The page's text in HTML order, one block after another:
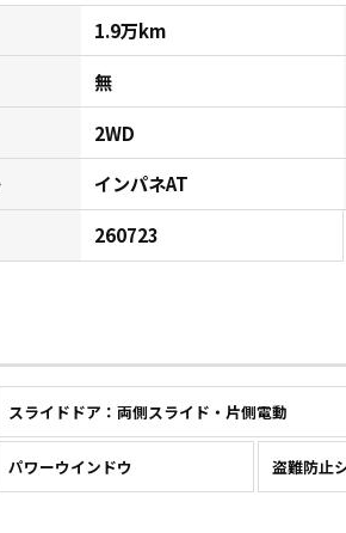
1.9万km
無
2WD
インパネAT
260723
スライドドア：両側スライド・片側電動
パワーウインドウ 盗難防止